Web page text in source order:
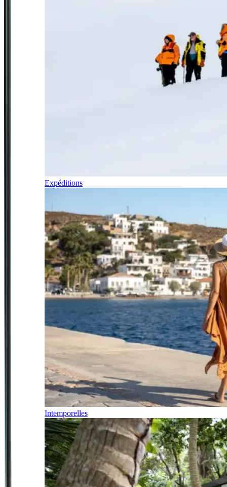
Expéditions
Intemporelles